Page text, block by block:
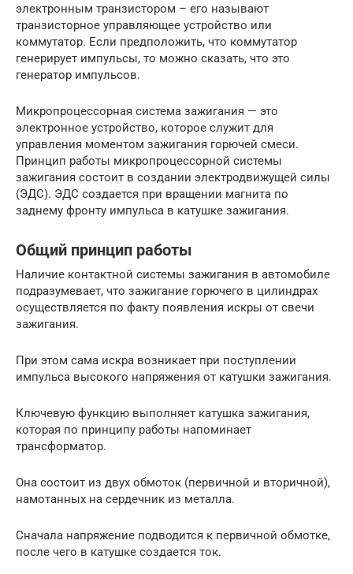
электронным транзистором – его называют
транзисторное управляющее устройство или
коммутатор. Если предположить, что коммутатор
генерирует импульсы, то можно сказать, что это
генератор импульсов.
Микропроцессорная система зажигания — это
электронное устройство, которое служит для
управления моментом зажигания горючей смеси.
Принцип работы микропроцессорной системы
зажигания состоит в создании электродвижущей силы
(ЭДС). ЭДС создается при вращении магнита по
заднему фронту импульса в катушке зажигания.
Общий принцип работы
Наличие контактной системы зажигания в автомобиле
подразумевает, что зажигание горючего в цилиндрах
осуществляется по факту появления искры от свечи
зажигания.
При этом сама искра возникает при поступлении
импульса высокого напряжения от катушки зажигания.
Ключевую функцию выполняет катушка зажигания,
которая по принципу работы напоминает
трансформатор.
Она состоит из двух обмоток (первичной и вторичной),
намотанных на сердечник из металла.
Сначала напряжение подводится к первичной обмотке,
после чего в катушке создается ток.